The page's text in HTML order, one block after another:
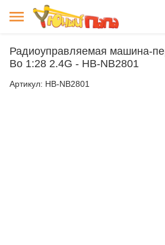
Радиоуправляемая машина-
Bo 1:28 2.4G - HB-NB2801
Артикул: HB-NB2801